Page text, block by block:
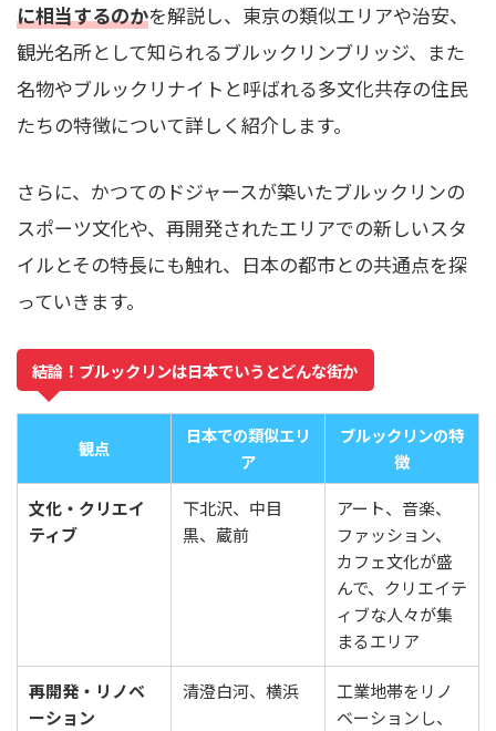
に相当するのかを解説し、東京の類似エリアや治安、
観光名所として知られるブルックリンブリッジ、また
名物やブルックリナイトと呼ばれる多文化共存の住民
たちの特徴について詳しく紹介します。
さらに、かつてのドジャースが築いたブルックリンの
スポーツ文化や、再開発されたエリアでの新しいスタ
イルとその特長にも触れ、日本の都市との共通点を探
っていきます。
結論！ブルックリンは日本でいうとどんな街か
観点
日本での類似エリ
ア
ブルックリンの特
徴
文化・クリエイ
ティブ
下北沢、中目
黒、蔵前
アート、音楽、
ファッション、
カフェ文化が盛
んで、クリエイテ
ィブな人々が集
まるエリア
再開発・リノベ
ーション
清澄白河、横浜
工業地帯をリノ
ベーションし、